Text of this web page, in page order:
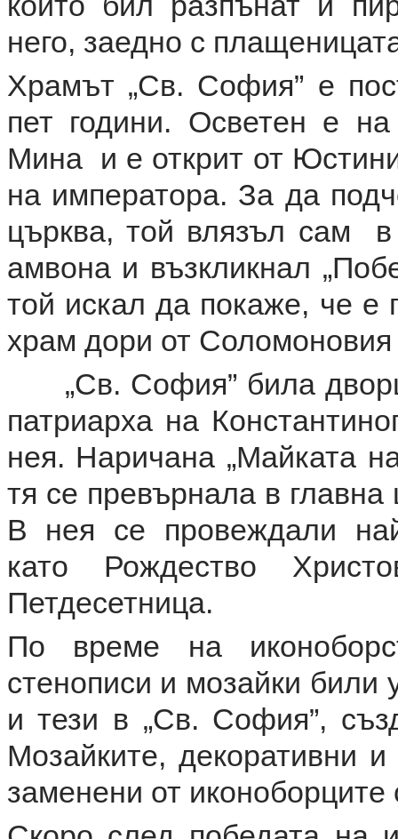
него, заедно с
Храмът „Св. София” е
пет години. Осветен е
Мина и е открит от
на императора. За да
църква, той влязъл сам
амвона и възкликнал
той искал да покаже, че е
храм дори от
„Св. София” била
патриарха на
нея. Наричана „Майката
тя се превърнала в главна
В нея се провеждали
като Рождество
Петдесетница.
По време на
стенописи и мозайки
и тези в „Св. София”,
Мозайките, декоративни
заменени от иконоборците